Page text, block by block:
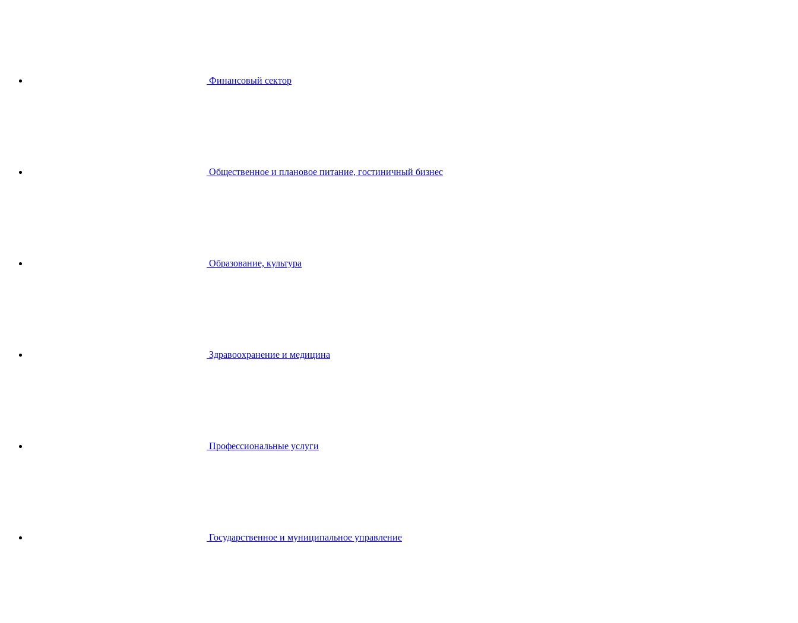
Финансовый сектор
Общественное и плановое питание, гостиничный бизнес
Образование, культура
Здравоохранение и медицина
Профессиональные услуги
Государственное и муниципальное управление